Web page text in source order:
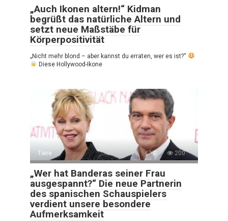
„Auch Ikonen altern!“ Kidman
begrüßt das natürliche Altern und
setzt neue Maßstäbe für
Körperpositivität
„Nicht mehr blond – aber kannst du erraten, wer es ist?“
Diese Hollywood-Ikone
Tiere 0 200
„Wer hat Banderas seiner Frau
ausgespannt?“ Die neue Partnerin
des spanischen Schauspielers
verdient unsere besondere
Aufmerksamkeit